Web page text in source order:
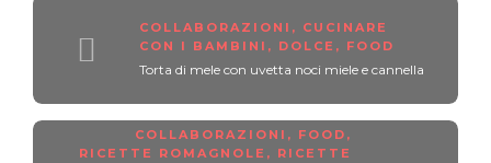
COLLABORAZIONI , CUCINARE
CON I BAMBINI , DOLCE , FOOD
Torta di mele con uvetta noci miele e cannella
COLLABORAZIONI , FOOD ,
RICETTE ROMAGNOLE , RICETTE